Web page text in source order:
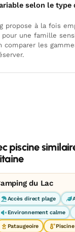
selon le type
propose à la fois
pour une famille
comparer les
piscine
du Lac
Accès direct plage
Environnement calme
Pataugeoire